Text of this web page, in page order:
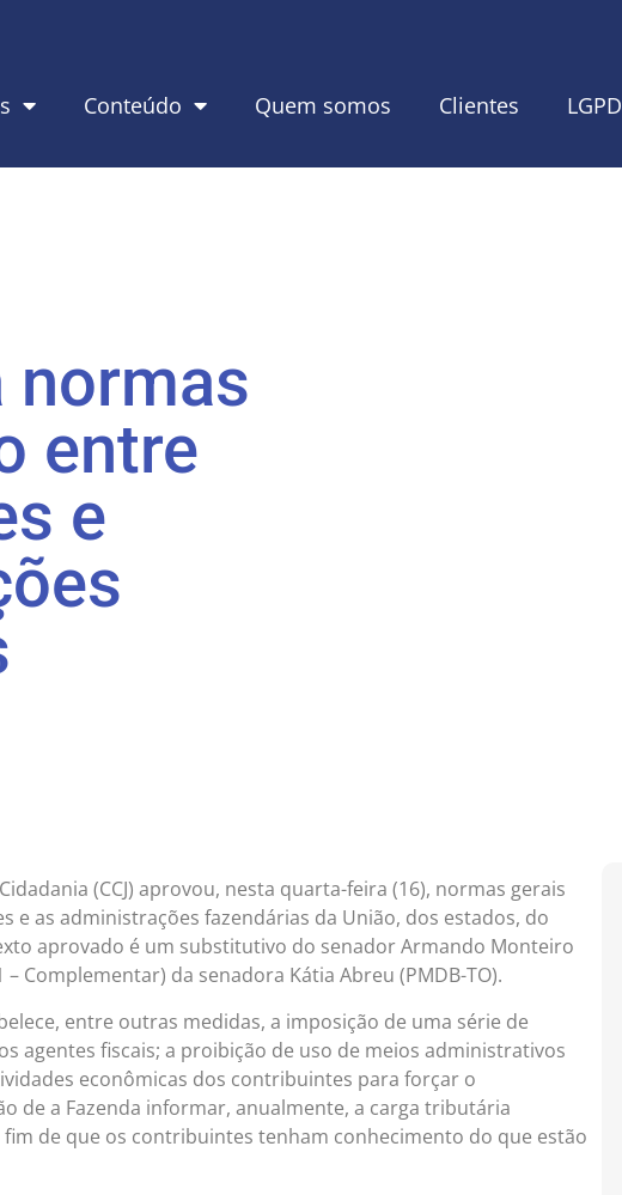
Conteúdo Quem somos Clientes LGPD
normas
entre
e
(CCJ) aprovou, nesta quarta-feira (16), normas gerais
e as administrações fazendárias da União, dos estados, do
aprovado é um substitutivo do senador Armando Monteiro
– Complementar) da senadora Kátia Abreu (PMDB-TO).
entre outras medidas, a imposição de uma série de
agentes fiscais; a proibição de uso de meios administrativos
econômicas dos contribuintes para forçar o
de a Fazenda informar, anualmente, a carga tributária
de que os contribuintes tenham conhecimento do que estão